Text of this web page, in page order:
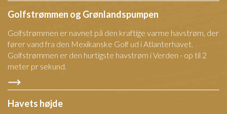
Golfstrømmen og Grønlandspumpen
Golfstrømmen er navnet på den kraftige varme havstrøm, der
fører vand fra den Mexikanske Golf ud i Atlanterhavet.
Golfstrømmen er den hurtigste havstrøm i Verden - op til 2
meter pr sekund.
Havets højde